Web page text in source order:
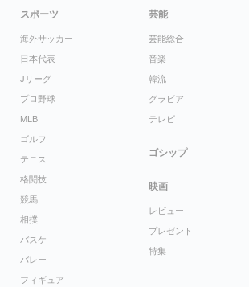
スポーツ
海外サッカー
日本代表
Jリーグ
プロ野球
MLB
ゴルフ
テニス
格闘技
競馬
相撲
バスケ
バレー
フィギュア
芸能
芸能総合
音楽
韓流
グラビア
テレビ
ゴシップ
映画
レビュー
プレゼント
特集